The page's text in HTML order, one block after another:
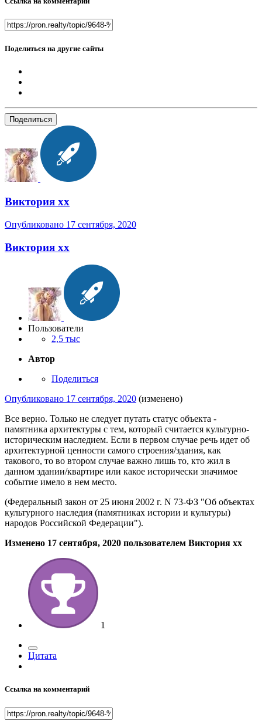
Поделиться на другие сайты
Поделиться
Виктория хх
Опубликовано 17 сентября, 2020
Виктория хх
Пользователи
2,5 тыс
Автор
Поделиться
Опубликовано 17 сентября, 2020 (изменено)
Все верно. Только не следует путать статус объекта -
памятника архитектуры с тем, который считается культурно-
историческим наследием. Если в первом случае речь идет об
архитектурной ценности самого строения/здания, как
такового, то во втором случае важно лишь то, кто жил в
данном здании/квартире или какое исторически значимое
событие имело в нем место.
(Федеральный закон от 25 июня 2002 г. N 73-ФЗ "Об объектах
культурного наследия (памятниках истории и культуры)
народов Российской Федерации").
Изменено 17 сентября, 2020 пользователем Виктория хх
1
Цитата
Ссылка на комментарий